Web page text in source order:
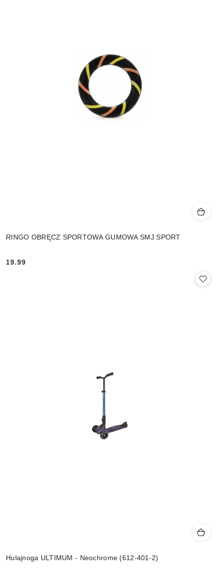
RINGO OBRĘCZ SPORTOWA GUMOWA SMJ SPORT
Cena:
19.99
Hulajnoga ULTIMUM - Neochrome (612-401-2)